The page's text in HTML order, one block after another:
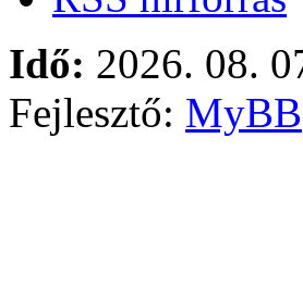
Idő: 2026. 08.
Fejlesztő: MyBB